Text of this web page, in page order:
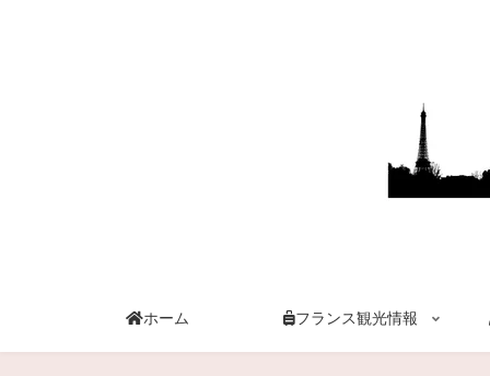
ホーム フランス観光情報